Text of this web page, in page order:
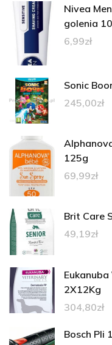
Nivea
golenia
6,99zł
Sonic
245,00zł
125g
69,99zł
Brit Care
49,19zł
2X12Kg
304,80zł
Bosch Pli